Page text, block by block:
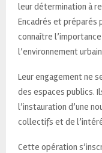
leur détermination à
Encadrés et préparés
connaître
l’environnement
Leur engagement ne
des espaces publics.
l’instauration d’une
collectifs et de
Cette opération